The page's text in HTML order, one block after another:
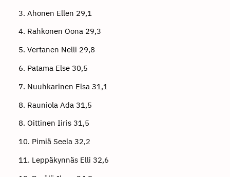
3. Ahonen Ellen 29,1
4. Rahkonen Oona 29,3
5. Vertanen Nelli 29,8
6. Patama Else 30,5
7. Nuuhkarinen Elsa 31,1
8. Rauniola Ada 31,5
8. Oittinen Iiris 31,5
10. Pimiä Seela 32,2
11. Leppäkynnäs Elli 32,6